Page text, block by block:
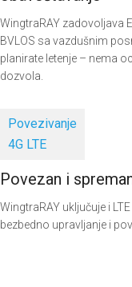
WingtraRAY zadovoljava
BVLOS sa vazdušnim
planirate letenje – nema
dozvola.
Povezivanje
4G LTE
Povezan i
WingtraRAY uključuje i
bezbedno upravljanje i